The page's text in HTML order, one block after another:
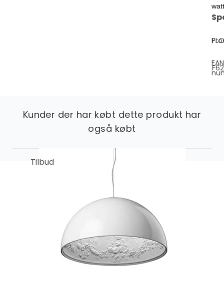
watt
Kunder der har købt dette produkt har
også købt
Tilbud